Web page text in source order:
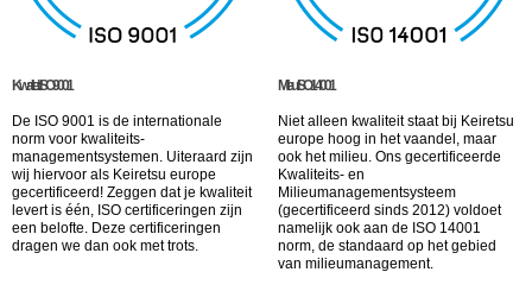
Kwaliteit: ISO 9001
De ISO 9001 is de internationale
norm voor kwaliteits-
managementsystemen. Uiteraard zijn
wij hiervoor als Keiretsu europe
gecertificeerd! Zeggen dat je kwaliteit
levert is één, ISO certificeringen zijn
een belofte. Deze certificeringen
dragen we dan ook met trots.
Milieu: ISO 14001
Niet alleen kwaliteit staat bij Keiretsu
europe hoog in het vaandel, maar
ook het milieu. Ons gecertificeerde
Kwaliteits- en
Milieumanagementsysteem
(gecertificeerd sinds 2012) voldoet
namelijk ook aan de ISO 14001
norm, de standaard op het gebied
van milieumanagement.